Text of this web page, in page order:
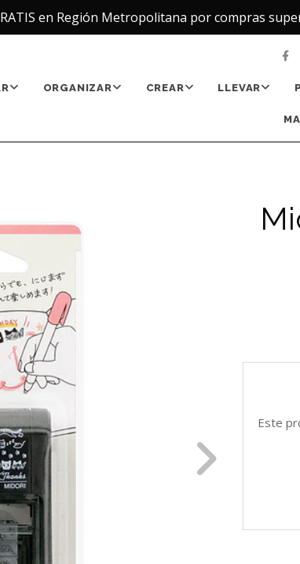
en Región Metropolitana por compras
ORGANIZAR CREAR LLEVAR
Este